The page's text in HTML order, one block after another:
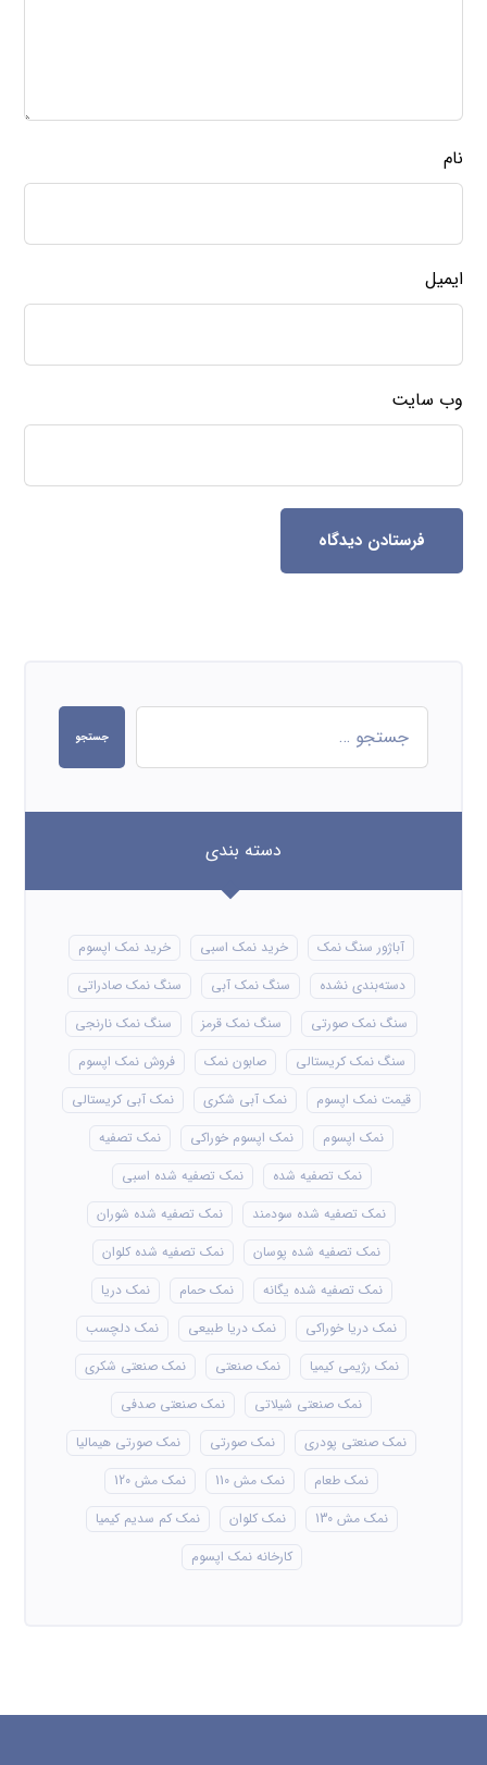
نام
ایمیل
وب‌ سایت
فرستادن دیدگاه
جستجو
دسته بندی
آباژور سنگ نمک خرید نمک اسبی
خرید نمک اپسوم
دسته‌بندی نشده
سنگ نمک آبی
سنگ نمک صادراتی
سنگ نمک صورتی
سنگ نمک قرمز
سنگ نمک نارنجی
سنگ نمک کریستالی
صابون نمک
فروش نمک اپسوم
قیمت نمک اپسوم
نمک آبی شکری
نمک آبی کریستالی
نمک اپسوم
نمک اپسوم خوراکی
نمک تصفیه
نمک تصفیه شده
نمک تصفیه شده اسبی
نمک تصفیه شده سودمند
نمک تصفیه شده شوران
نمک تصفیه شده پوسان
نمک تصفیه شده کلوان
نمک تصفیه شده یگانه
نمک حمام
نمک دریا
نمک دریا خوراکی
نمک دریا طبیعی
نمک دلچسب
نمک رژیمی کیمیا
نمک صنعتی
نمک صنعتی شکری
نمک صنعتی شیلاتی
نمک صنعتی صدفی
نمک صنعتی پودری
نمک صورتی
نمک صورتی هیمالیا
نمک طعام
نمک مش 110
نمک مش 120
نمک مش 130
نمک کلوان
نمک کم سدیم کیمیا
کارخانه نمک اپسوم